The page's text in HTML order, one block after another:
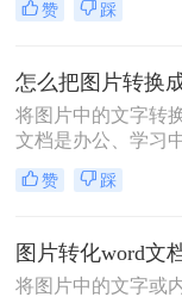
图识别、PDF转文
文档呢？本文将介
成Word文档的方法
赞 踩
将图片中的文字转
文档是办公、学习
其在处理扫描文件
资料时。那么怎么
并提供操作步骤与
赞 踩
将图片中的文字或